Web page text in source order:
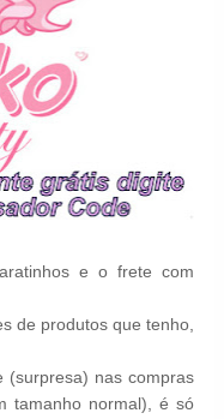
e o frete com
de produtos que tenho,
(surpresa) nas compras
tamanho normal), é só